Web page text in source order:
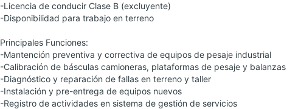
-Licencia de conducir Clase B (excluyente)
-Disponibilidad para trabajo en terreno
Principales Funciones:
-Mantención preventiva y correctiva de equipos de pesaje industrial
-Calibración de básculas camioneras, plataformas de pesaje y balanzas
-Diagnóstico y reparación de fallas en terreno y taller
-Instalación y pre-entrega de equipos nuevos
-Registro de actividades en sistema de gestión de servicios